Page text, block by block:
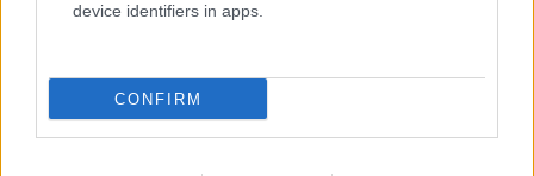
device identifiers in apps.
CONFIRM
Πλημμυρίζουν τα λιμάνια από ταξιδιώτες: Στο